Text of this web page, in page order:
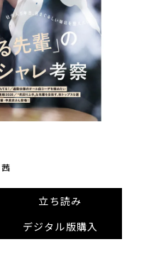
立ち読み
デジタル版購入